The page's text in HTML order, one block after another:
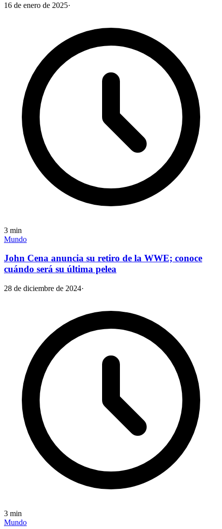
16 de enero de 2025·
3 min
Mundo
John Cena anuncia su retiro de la WWE; conoce
cuándo será su última pelea
28 de diciembre de 2024·
3 min
Mundo